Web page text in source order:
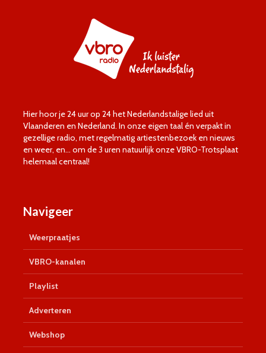
Hier hoor je 24 uur op 24 het Nederlandstalige lied uit
Vlaanderen en Nederland. In onze eigen taal én verpakt in
gezellige radio, met regelmatig artiestenbezoek en nieuws
en weer, en… om de 3 uren natuurlijk onze VBRO-Trotsplaat
helemaal centraal!
Navigeer
Weerpraatjes
VBRO-kanalen
Playlist
Adverteren
Webshop